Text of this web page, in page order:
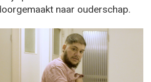
naar ouderschap.